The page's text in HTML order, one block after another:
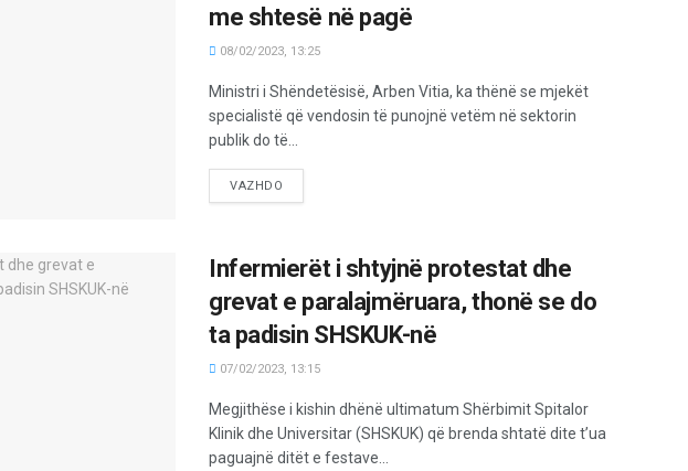
me shtesë në pagë
08/02/2023, 13:25
Ministri i Shëndetësisë, Arben Vitia, ka thënë se mjekët
specialistë që vendosin të punojnë vetëm në sektorin
publik do të...
VAZHDO
Infermierët i shtyjnë protestat dhe
grevat e paralajmëruara, thonë se do
ta padisin SHSKUK-në
07/02/2023, 13:15
Megjithëse i kishin dhënë ultimatum Shërbimit Spitalor
Klinik dhe Universitar (SHSKUK) që brenda shtatë dite t’ua
paguajnë ditët e festave...